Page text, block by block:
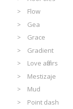
Flow
Gea
Grace
Gradient
Love affairs
Mestizaje
Mud
Point dash